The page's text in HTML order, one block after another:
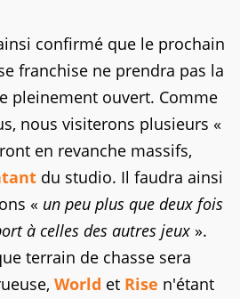
confirmé que le prochain
franchise ne prendra pas la
pleinement ouvert. Comme
nous visiterons plusieurs «
en revanche massifs,
du studio. Il faudra ainsi
« un peu plus que deux fois
à celles des autres jeux ».
terrain de chasse sera
World et Rise n'étant